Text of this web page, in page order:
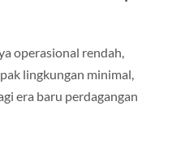
operasional rendah,
lingkungan minimal,
era baru perdagangan